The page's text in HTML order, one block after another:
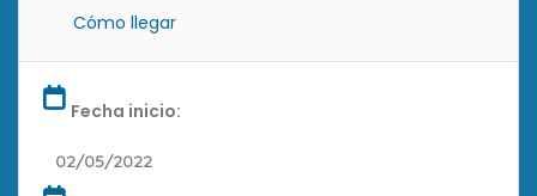
Cómo llegar
Fecha inicio:
02/05/2022